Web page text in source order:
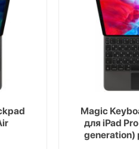
Magic
для iPad
generation)